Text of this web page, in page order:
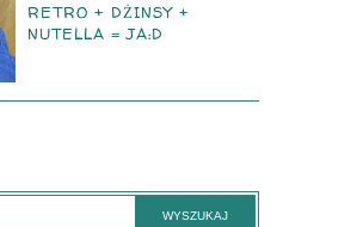
RETRO + DŻINSY +
NUTELLA = JA:D